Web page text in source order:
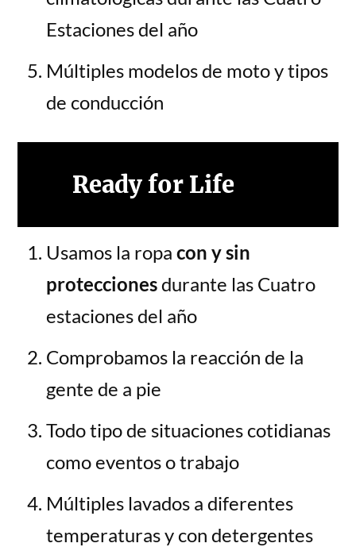
Estaciones del año
Múltiples modelos de moto y tipos
de conducción
Ready for Life
Usamos la ropacon y sin
proteccionesdurante las Cuatro
estaciones del año
Comprobamos la reacción de la
gente de a pie
Todo tipo de situaciones cotidianas
como eventos o trabajo
Múltiples lavados a diferentes
temperaturas y con detergentes